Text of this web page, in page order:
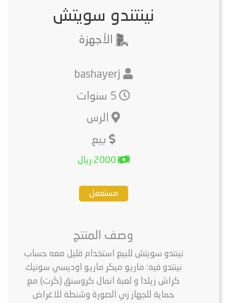
نينتندو سويتش
الأجهزة
bashayerj
5 سنوات
الرس
بيع
2000 ريال
مستعمل
وصف المنتج
نينتدو سويتش للبيع استخدام قليل معه حساب
نينتدو فيه: ماريو ميكر ماريو اوديسي سونيك
كراش زيلدا و لعبة انمال كروسنق (كرت) مع
حماية للجهاز زي الصورة وشنطة للاغراض